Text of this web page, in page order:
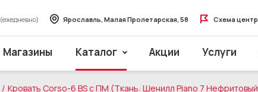
Магазины Каталог Акции Услуги
(ежедневно) Ярославль, Малая Пролетарская, 58 Схема
Кровать Corso-6 BS с ПМ (Ткань: Шенилл Piano 7